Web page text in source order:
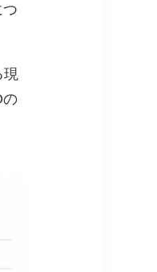
現
の